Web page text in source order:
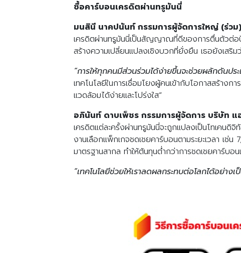
ซื้อคาร์บอนเครดิตผ่านทรูมันนี่
มนสินี นาคปนันท์ กรรมการผู้จัดการใหญ่ (ร่ว
เครดิตผ่านทรูมันนี่เป็นสัญญาณที่ดีของการตื่นตัวต่อ
สร้างความเปลี่ยนแปลงเชิงบวกที่ยั่งยืน เธอยังเสริม
“การให้ทุกคนมีส่วนร่วมได้ง่ายขึ้นจะช่วยผลักดันปร
เทคโนโลยีในการเชื่อมโยงผู้คนเข้ากับโอกาสสร้าง
แวดล้อมได้ง่ายและโปร่งใส”
อภินันท์ ดาบเพ็ชร กรรมการผู้จัดการ บริษัท
เครดิตแต่ละครั้งผ่านทรูมันนี่จะถูกแปลงเป็นโทเคนดิ
งานเลือกแพ็กเกจชดเชยคาร์บอนตามระยะเวลา เ
มาตรฐานสากล ทำให้ต้นทุนต่ำกว่าการชดเชยคาร์บอน
“เทคโนโลยีช่วยให้เราลดผลกระทบต่อโลกได้อย่าง